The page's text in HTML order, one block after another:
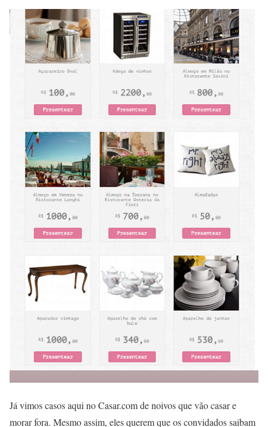
Já vimos casos aqui no Casar.com de noivos que vão casar e
morar fora. Mesmo assim, eles querem que os convidados saibam